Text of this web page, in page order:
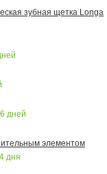
зубная щетка Longa
дней
элементом
дня